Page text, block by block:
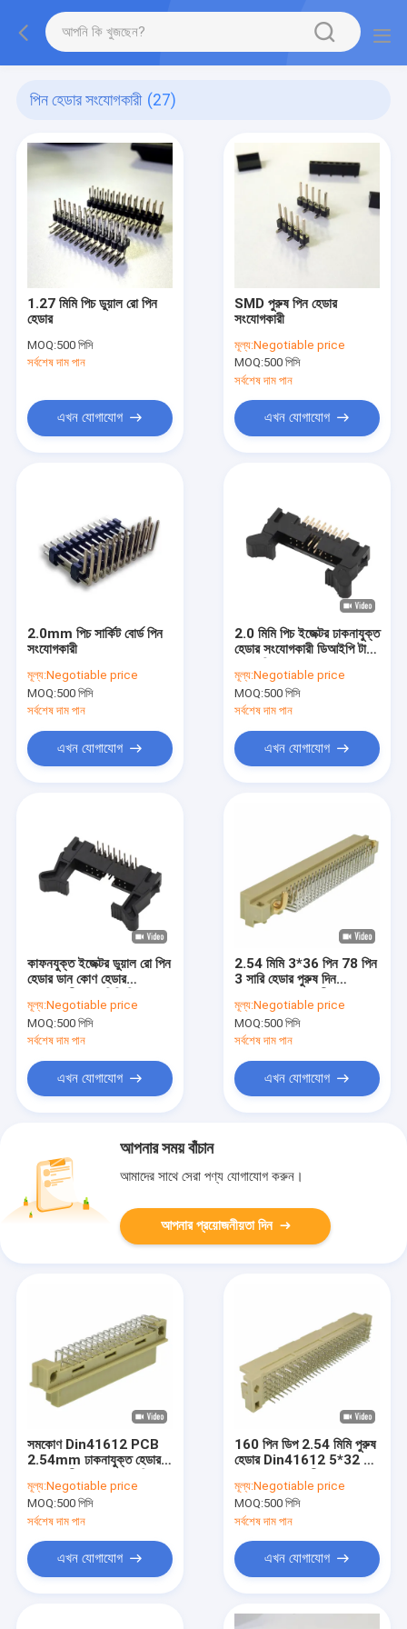
পিন হেডার সংযোগকারী (27)
1.27 মিমি পিচ ডুয়াল রো পিন
হেডার
MOQ:500 পিসি
সর্বশেষ দাম পান
এখন যোগাযোগ
SMD পুরুষ পিন হেডার
সংযোগকারী
মূল্য:Negotiable price
MOQ:500 পিসি
সর্বশেষ দাম পান
এখন যোগাযোগ
2.0mm পিচ সার্কিট বোর্ড পিন
সংযোগকারী
মূল্য:Negotiable price
MOQ:500 পিসি
সর্বশেষ দাম পান
এখন যোগাযোগ
2.0 মিমি পিচ ইজেক্টর ঢাকনাযুক্ত
হেডার সংযোগকারী ডিআইপি টাইপ
মূল্য:Negotiable price
MOQ:500 পিসি
সর্বশেষ দাম পান
এখন যোগাযোগ
কাফনযুক্ত ইজেক্টর ডুয়াল রো পিন
হেডার ডান কোণ হেডার
মূল্য:Negotiable price
MOQ:500 পিসি
সর্বশেষ দাম পান
এখন যোগাযোগ
2.54 মিমি 3*36 পিন 78 পিন
3 সারি হেডার পুরুষ দিন
মূল্য:Negotiable price
MOQ:500 পিসি
সর্বশেষ দাম পান
এখন যোগাযোগ
আপনার সময় বাঁচান
আমাদের সাথে সেরা পণ্য যোগাযোগ করুন।
আপনার প্রয়োজনীয়তা দিন
সমকোণ Din41612 PCB
2.54mm ঢাকনাযুক্ত হেডার
মূল্য:Negotiable price
MOQ:500 পিসি
সর্বশেষ দাম পান
এখন যোগাযোগ
160 পিন ডিপ 2.54 মিমি পুরুষ
হেডার Din41612 5*32 পিন
মূল্য:Negotiable price
MOQ:500 পিসি
সর্বশেষ দাম পান
এখন যোগাযোগ